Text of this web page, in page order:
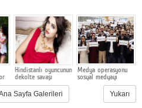
Hindistanlı oyuncunun
dekolte savaşı
Medya operasyonu
sosyal medyayı
Sayfa Galerileri Yukarı